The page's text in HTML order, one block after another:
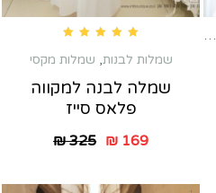
שמלות מקסי
שמלות לבנות, שמלות מקסי
שמלה לבנה למקווה
פלאס סייז
₪325 ₪169